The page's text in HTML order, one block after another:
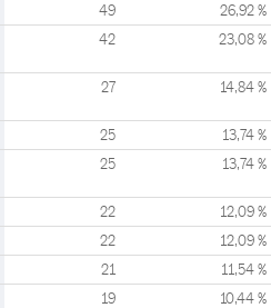
49 26,92 %
42 23,08 %
27 14,84 %
25 13,74 %
25 13,74 %
22 12,09 %
22 12,09 %
21 11,54 %
19 10,44 %